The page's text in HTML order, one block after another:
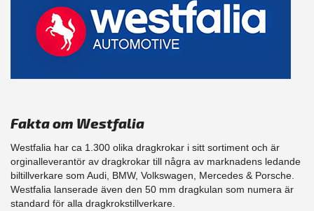
Fakta om Westfalia
Westfalia har ca 1.300 olika dragkrokar i sitt sortiment och är
orginalleverantör av dragkrokar till några av marknadens ledande
biltillverkare som Audi, BMW, Volkswagen, Mercedes & Porsche.
Westfalia lanserade även den 50 mm dragkulan som numera är
standard för alla dragkrokstillverkare.